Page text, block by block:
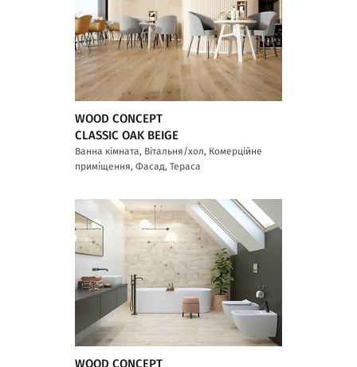
WOOD CONCEPT
CLASSIC OAK BEIGE
Ванна кімната, Вітальня/хол, Комерційне
приміщення, Фасад, Тераса
WOOD CONCEPT